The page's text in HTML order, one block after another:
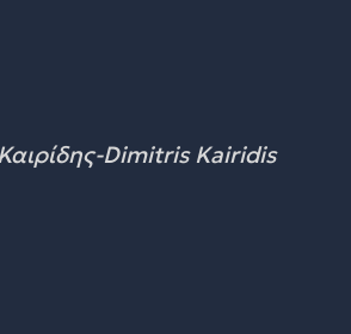
Dimitris Kairidis